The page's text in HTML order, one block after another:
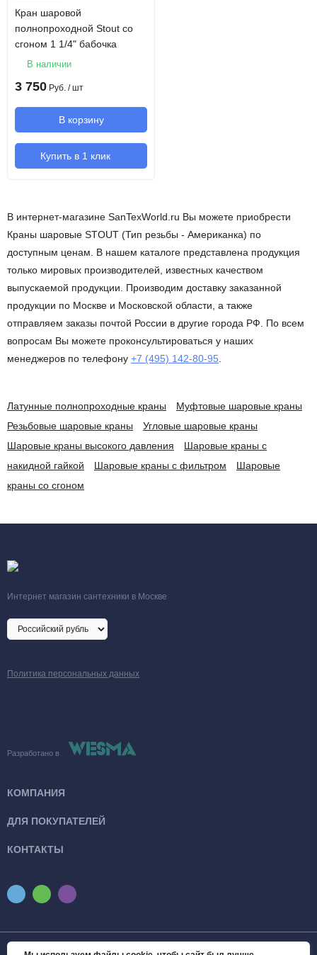
Кран шаровой
полнопроходной Stout со
сгоном 1 1/4" бабочка
В наличии
3 750 Руб. / шт
В корзину
Купить в 1 клик
В интернет-магазине SanTexWorld.ru Вы можете приобрести
Краны шаровые STOUT (Тип резьбы - Американка) по
доступным ценам. В нашем каталоге представлена продукция
только мировых производителей, известных качеством
выпускаемой продукции. Производим доставку заказанной
продукции по Москве и Московской области, а также
отправляем заказы почтой России в другие города РФ. По всем
вопросам Вы можете проконсультироваться у наших
менеджеров по телефону +7 (495) 142-80-95
Латунные полнопроходные краны
Муфтовые шаровые краны
Резьбовые шаровые краны
Угловые шаровые краны
Шаровые краны высокого давления
Шаровые краны с
накидной гайкой
Шаровые краны с фильтром
Шаровые
краны со сгоном
Интернет магазин сантехники в Москве
Политика персональных данных
Разработано в
КОМПАНИЯ
ДЛЯ ПОКУПАТЕЛЕЙ
КОНТАКТЫ